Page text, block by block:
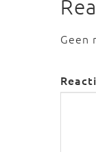
Geen